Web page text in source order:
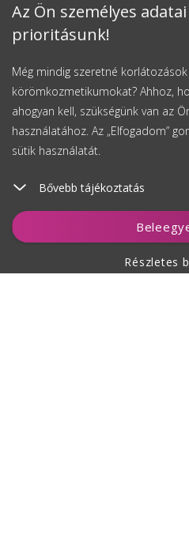
Az Ön személyes
prioritásunk!
Még mindig szeretné
körömkozmetikumokat? Ahhoz,
ahogyan kell, szükségünk van az
használatához. Az „Elfogadom”
sütik használatát.
Bővebb tájékoztatás
Részletes
Kosárhoz